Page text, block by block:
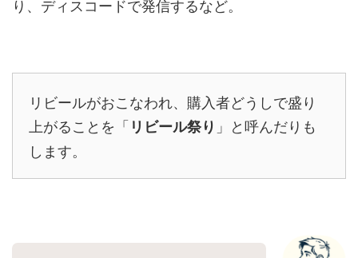
り、ディスコードで発信するなど。
リビールがおこなわれ、購入者どうしで盛り
上がることを「リビール祭り 」と呼んだりも
します。